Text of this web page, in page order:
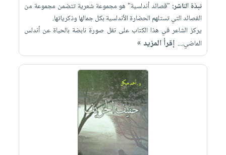
نبذة الناشر: "قصائد أندلسية" هو مجموعة شعرية تتضمن مجموعة من
القصائد التي تستلهم الحضارة الأندلسية بكل جمالها وذكرياتها.
يركز الشاعر في هذا الكتاب على نقل صورة نابضة بالحياة عن أندلس
الماضي،... إقرأ المزيد »